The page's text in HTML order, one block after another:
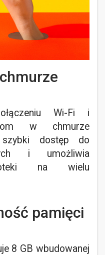
Wi-Fi i
w chmurze
szybki dostęp do
i umożliwia
na wielu
pamięci
8 GB wbudowanej